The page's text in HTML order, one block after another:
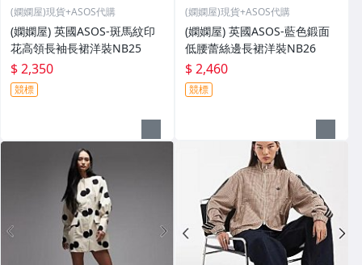
(嫻嫻屋)現貨+ASOS代購
(嫻嫻屋) 英國ASOS-斑馬紋印
花高領長袖長裙洋裝NB25
$ 2,350
競標
(嫻嫻屋)現貨+ASOS代購
(嫻嫻屋) 英國ASOS-藍色鍛面
低腰蕾絲邊長裙洋裝NB26
$ 2,460
競標